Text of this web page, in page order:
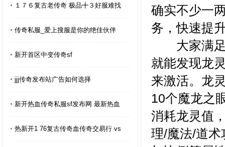
１７６复古老传奇 极品╋３好服难找
传奇私服_爱上搜服是你的绝佳伙伴
新开首区中变传奇sf
jjj传奇发布站广告如何选择
新开热血传奇私服sf发布网 最新热血
热新开1 76复古传奇血传奇交易行 vs
确实不少一
务，快速提
大家满足
就能发现龙
来激活。龙
10个魔龙之
消耗龙灵值
理/魔法/道术